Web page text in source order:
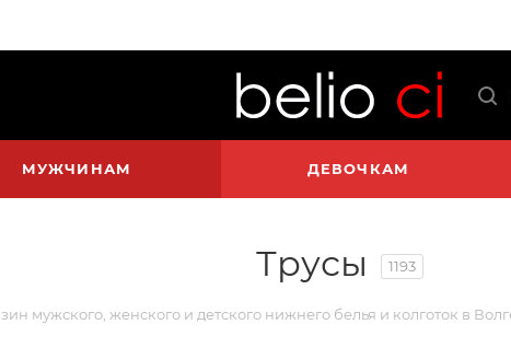
МУЖЧИНАМ ДЕВОЧКАМ
Трусы 1193
мужского, женского и детского нижнего белья и колготок в